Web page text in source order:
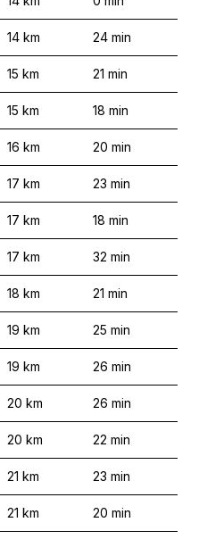
14 km 24 min
15 km 21 min
15 km 18 min
16 km 20 min
17 km 23 min
17 km 18 min
17 km 32 min
18 km 21 min
19 km 25 min
19 km 26 min
20 km 26 min
20 km 22 min
21 km 23 min
21 km 20 min